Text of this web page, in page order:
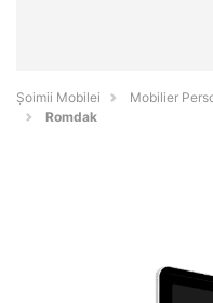
Șoimii Mobilei
Mobilier
Romdak